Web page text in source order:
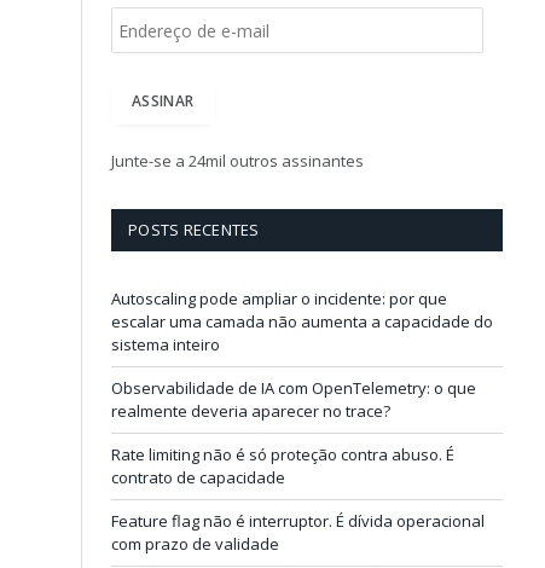
ç
o
e
m
a
i
l
ASSINAR
Junte-se a 24mil outros assinantes
POSTS RECENTES
Autoscaling pode ampliar o incidente: por que
escalar uma camada não aumenta a capacidade do
sistema inteiro
Observabilidade de IA com OpenTelemetry: o que
realmente deveria aparecer no trace?
Rate limiting não é só proteção contra abuso. É
contrato de capacidade
Feature flag não é interruptor. É dívida operacional
com prazo de validade